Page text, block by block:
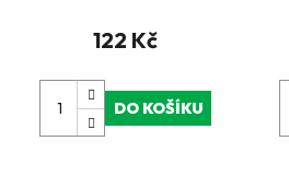
122 Kč
DO KOŠÍKU